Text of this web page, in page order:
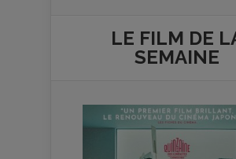
LE FILM DE
SEMAINE